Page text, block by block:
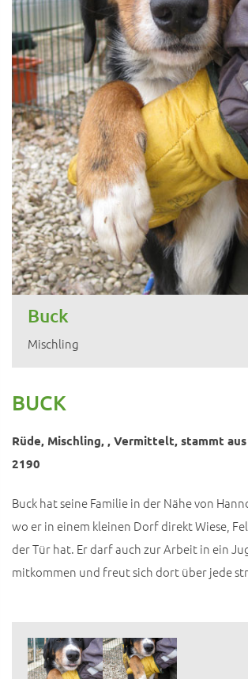
Buck
Mischling
BUCK
Rüde, Mischling, , Vermittelt, stammt
2190
Buck hat seine Familie in der Nähe von
wo er in einem kleinen Dorf direkt Wiese,
der Tür hat. Er darf auch zur Arbeit in ein
mitkommen und freut sich dort über jede